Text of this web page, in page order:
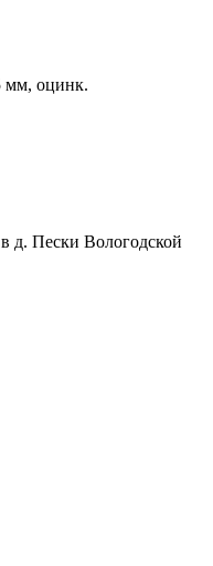
мм, оцинк.
д. Пески Вологодской